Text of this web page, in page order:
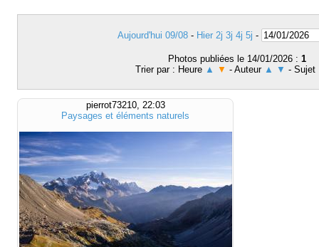
Aujourd'hui 09/08 - Hier 2j 3j 4j 5j -
Photos publiées le 14/01/2026 : 1
Trier par : Heure ▲ ▼ - Auteur ▲ ▼ - Sujet
pierrot73210, 22:03
Paysages et éléments naturels